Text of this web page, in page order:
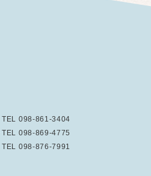
TEL 098-861-3404
TEL 098-869-4775
TEL 098-876-7991